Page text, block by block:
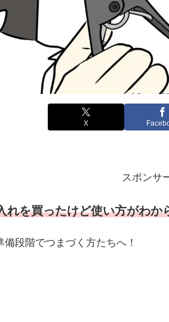
X
スポンサ
れを買ったけど使い方がわか
備段階でつまづく方たちへ！